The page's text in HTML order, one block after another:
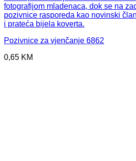
Pozivnice za vjenčanje 6862
0,65 KM